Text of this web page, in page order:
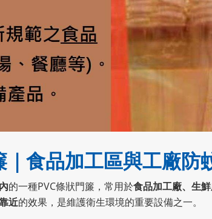
食品加工區與工廠防
的一種PVC條狀門簾，常用於食品加工廠、生
近的效果，是維護衛生環境的重要設備之一。